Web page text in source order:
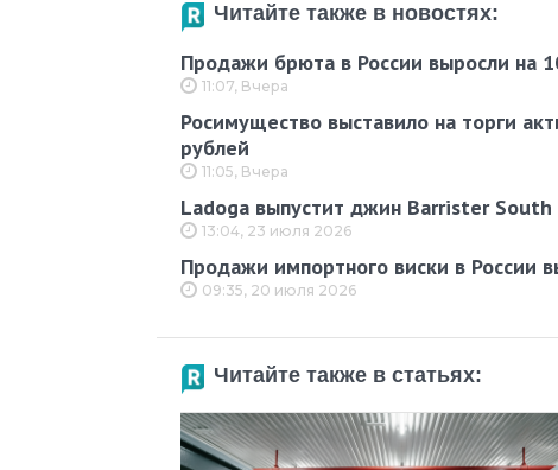
Читайте также в новостях:
Продажи брюта в России выросли на
11:07, Вчера
Росимущество выставило на торги
рублей
11:05, Вчера
Ladoga выпустит джин Barrister South
13:04, 23 июля 2026
Продажи импортного виски в России
09:35, 20 июля 2026
Читайте также в статьях: